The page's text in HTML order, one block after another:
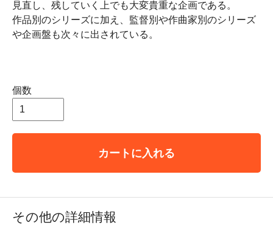
見直し、残していく上でも大変貴重な企画である。
作品別のシリーズに加え、監督別や作曲家別のシリーズ
や企画盤も次々に出されている。
個数
カートに入れる
その他の詳細情報